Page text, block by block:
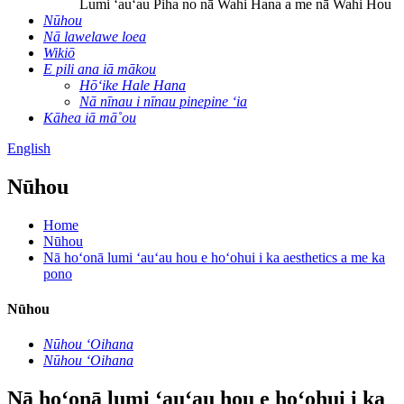
Lumi ʻauʻau Piha no nā Wahi Hana a me nā Wahi Hou
Nūhou
Nā lawelawe loea
Wikiō
E pili ana iā mākou
Hōʻike Hale Hana
Nā nīnau i nīnau pinepine ʻia
Kāhea iā mā˚ou
English
Nūhou
Home
Nūhou
Nā hoʻonā lumi ʻauʻau hou e hoʻohui i ka aesthetics a me ka
pono
Nūhou
Nūhou ʻOihana
Nūhou ʻOihana
Nā hoʻonā lumi ʻauʻau hou e hoʻohui i ka